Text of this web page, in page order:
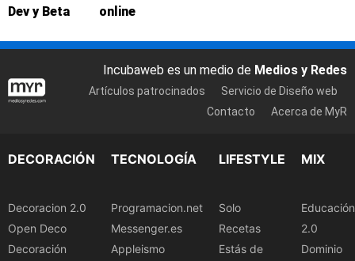
Dev y Beta
online
Incubaweb es un medio de Medios y Redes
Artículos patrocinados
Servicio de Diseño web
Contacto
Acerca de MyR
DECORACIÓN
Decoracion 2.0
Open Deco
Decoración
TECNOLOGÍA
Programacion.net
Messenger.es
Appleismo
LIFESTYLE
Solo
Recetas
Estás de
MIX
Educación
2.0
Dominio